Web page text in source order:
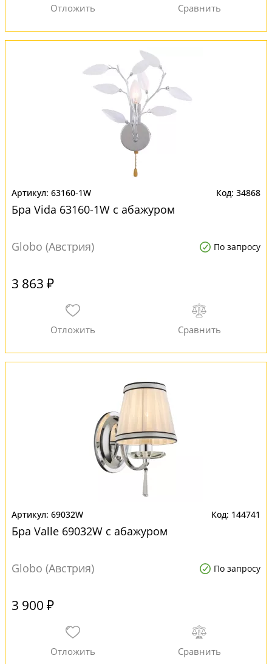
63160-1W 34868
Бра Vida 63160-1W с абажуром
Globo (Австрия) По запросу
3 863 ₽
69032W 144741
Бра Valle 69032W с абажуром
Globo (Австрия) По запросу
3 900 ₽